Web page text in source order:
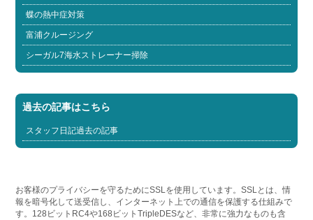
蝶の熱中症対策
富浦クルージング
シーガル7海水ストレーナー掃除
過去の記事はこちら
スタッフ日記過去の記事
お客様のプライバシーを守るためにSSLを使用しています。SSLとは、情
報を暗号化して送受信し、インターネット上での通信を保護する仕組みで
す。128ビットRC4や168ビットTripleDESなど、非常に強力なものも含